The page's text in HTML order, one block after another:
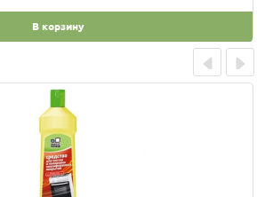
В корзину
Prev Next